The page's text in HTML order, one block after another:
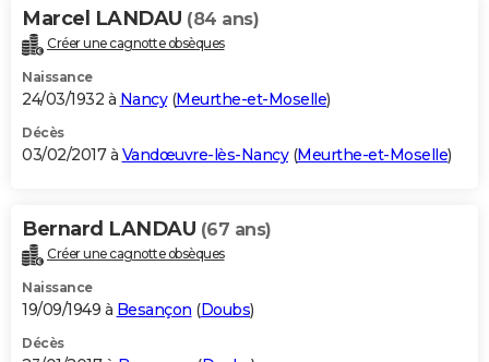
Marcel LANDAU (84 ans)
Créer une cagnotte obsèques
Naissance
24/03/1932 à Nancy(Meurthe-et-Moselle)
Décès
03/02/2017 à Vandœuvre-lès-Nancy(Meurthe-et-Moselle)
Bernard LANDAU (67 ans)
Créer une cagnotte obsèques
Naissance
19/09/1949 à Besançon (Doubs)
Décès